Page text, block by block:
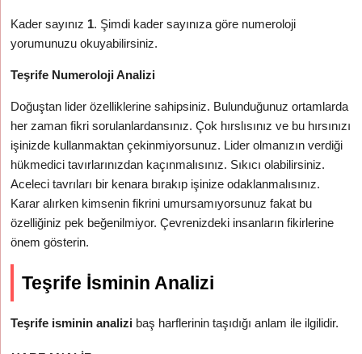
Kader sayınız 1. Şimdi kader sayınıza göre numeroloji
yorumunuzu okuyabilirsiniz.
Teşrife Numeroloji Analizi
Doğuştan lider özelliklerine sahipsiniz. Bulunduğunuz ortamlarda
her zaman fikri sorulanlardansınız. Çok hırslısınız ve bu hırsınızı
işinizde kullanmaktan çekinmiyorsunuz. Lider olmanızın verdiği
hükmedici tavırlarınızdan kaçınmalısınız. Sıkıcı olabilirsiniz.
Aceleci tavrıları bir kenara bırakıp işinize odaklanmalısınız.
Karar alırken kimsenin fikrini umursamıyorsunuz fakat bu
özelliğiniz pek beğenilmiyor. Çevrenizdeki insanların fikirlerine
önem gösterin.
Teşrife İsminin Analizi
Teşrife isminin analizi baş harflerinin taşıdığı anlam ile ilgilidir.